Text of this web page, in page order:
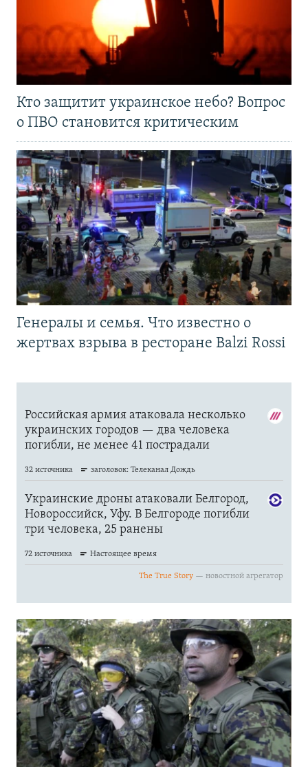
Кто защитит украинское небо? Вопрос
о ПВО становится критическим
Генералы и семья. Что известно о
жертвах взрыва в ресторане Balzi Rossi